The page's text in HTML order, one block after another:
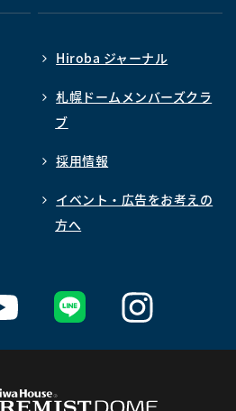
Hiroba ジャーナル
札幌ドームメンバーズクラ
ブ
採用情報
イベント・広告をお考えの
方へ